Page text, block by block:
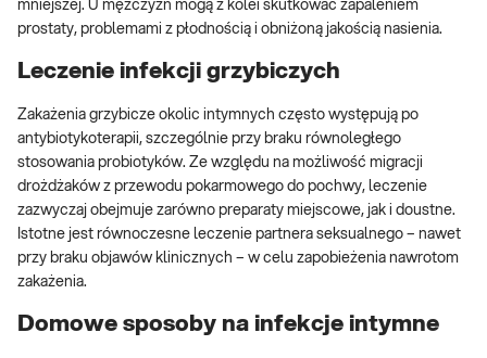
mniejszej. U mężczyzn mogą z kolei skutkować zapaleniem
prostaty, problemami z płodnością i obniżoną jakością nasienia.
Leczenie infekcji grzybiczych
Zakażenia grzybicze okolic intymnych często występują po
antybiotykoterapii, szczególnie przy braku równoległego
stosowania probiotyków. Ze względu na możliwość migracji
drożdżaków z przewodu pokarmowego do pochwy, leczenie
zazwyczaj obejmuje zarówno preparaty miejscowe, jak i doustne.
Istotne jest równoczesne leczenie partnera seksualnego – nawet
przy braku objawów klinicznych – w celu zapobieżenia nawrotom
zakażenia.
Domowe sposoby na infekcje intymne